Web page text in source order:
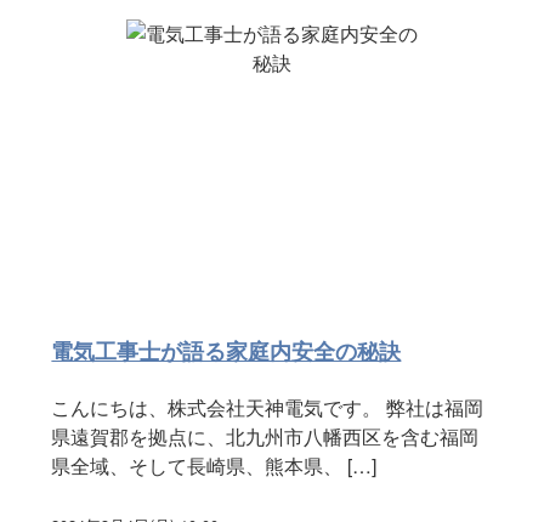
電気工事士が語る家庭内安全の秘訣
こんにちは、株式会社天神電気です。 弊社は福岡
県遠賀郡を拠点に、北九州市八幡西区を含む福岡
県全域、そして長崎県、熊本県、 […]